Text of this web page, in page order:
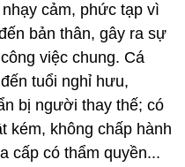
cảm, phức tạp vì
bản thân, gây ra sự
việc chung. Cá
tuổi nghỉ hưu,
bị người thay thế; có
kém, không chấp hành
cấp có thẩm quyền...